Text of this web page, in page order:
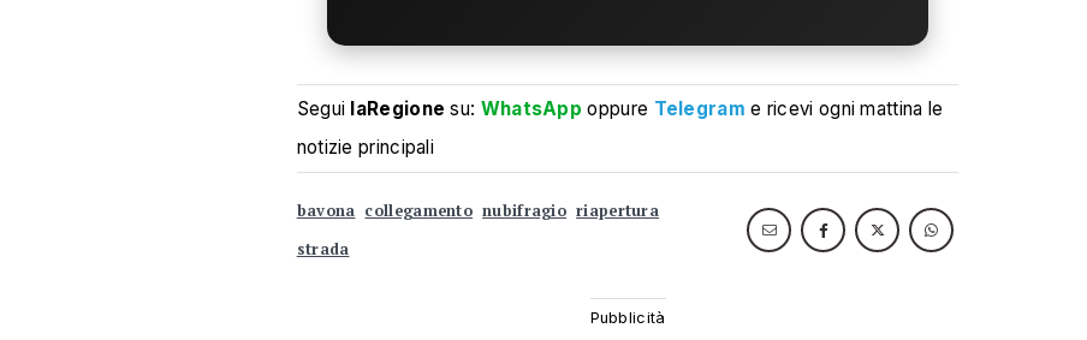
Segui laRegione su: WhatsApp oppure Telegram e ricevi ogni mattina le
notizie principali
bavona collegamento nubifragio riapertura
strada